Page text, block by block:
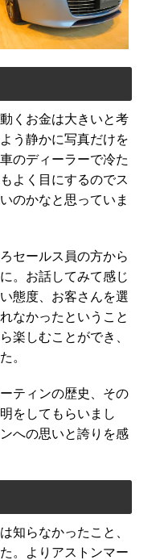
くお金は大きいと考
う静かに写真だけを
のディーラーで冷た
よく目にするのでス
のかなと思っていま
セールス員の方から
。お話してみて感じ
態度、お客さんを選
なかったということ
楽しむことができ
。
ティンの歴史、その
をしてもらいまし
への思いと誇りを感
知らなかったこと、
。よりアストンマー